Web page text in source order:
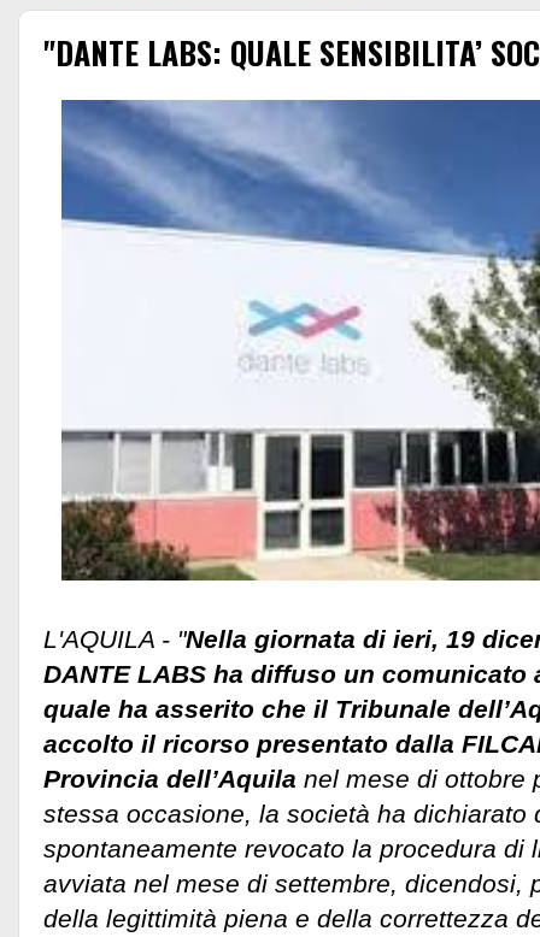
"DANTE LABS: QUALE SENSIBILITA’
L'AQUILA - "Nella giornata di ieri, 19
DANTE LABS ha diffuso un comunicato
quale ha asserito che il Tribunale
accolto il ricorso presentato dalla
Provincia dell’Aquila nel mese di ottobre
stessa occasione, la società ha dichiarato
spontaneamente revocato la procedura di
avviata nel mese di settembre, dicendosi,
della legittimità piena e della correttezza